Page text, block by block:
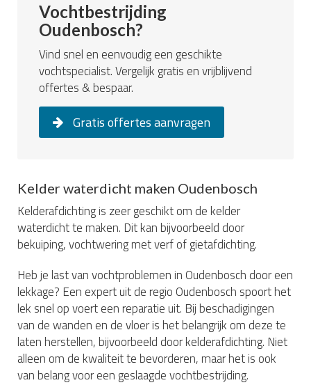
Vochtbestrijding
Oudenbosch?
Vind snel en eenvoudig een geschikte
vochtspecialist. Vergelijk gratis en vrijblijvend
offertes & bespaar.
Gratis offertes aanvragen
Kelder waterdicht maken Oudenbosch
Kelderafdichting is zeer geschikt om de kelder
waterdicht te maken. Dit kan bijvoorbeeld door
bekuiping, vochtwering met verf of gietafdichting.
Heb je last van vochtproblemen in Oudenbosch door een
lekkage? Een expert uit de regio Oudenbosch spoort het
lek snel op voert een reparatie uit. Bij beschadigingen
van de wanden en de vloer is het belangrijk om deze te
laten herstellen, bijvoorbeeld door kelderafdichting. Niet
alleen om de kwaliteit te bevorderen, maar het is ook
van belang voor een geslaagde vochtbestrijding.